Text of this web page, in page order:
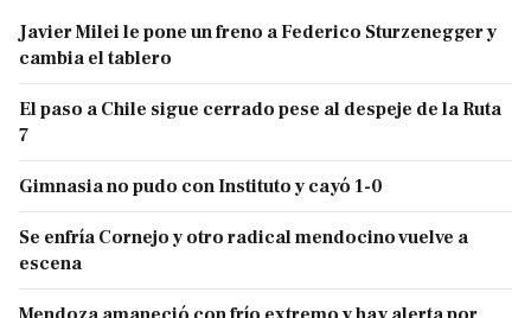
Javier Milei le pone un freno a Federico Sturzenegger y
cambia el tablero
El paso a Chile sigue cerrado pese al despeje de la Ruta
7
Gimnasia no pudo con Instituto y cayó 1-0
Se enfría Cornejo y otro radical mendocino vuelve a
escena